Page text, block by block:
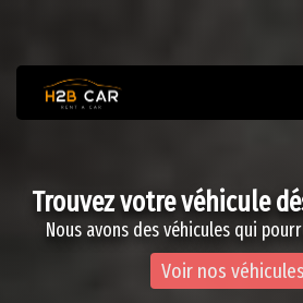
Trouvez votre véhicule
Nous avons des véhicules qui
Voir nos véhicules